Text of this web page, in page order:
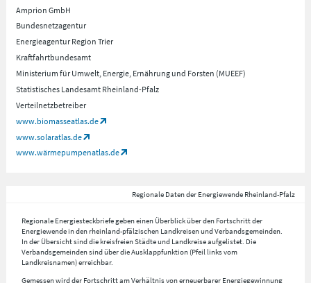
Amprion GmbH
Bundesnetzagentur
Energieagentur Region Trier
Kraftfahrtbundesamt
Ministerium für Umwelt, Energie, Ernährung und Forsten (MUEEF)
Statistisches Landesamt Rheinland-Pfalz
Verteilnetzbetreiber
www.biomasseatlas.de
www.solaratlas.de
www.wärmepumpenatlas.de
Regionale Daten der Energiewende Rheinland-Pfalz
Regionale Energiesteckbriefe geben einen Überblick über den Fortschritt der
Energiewende in den rheinland-pfälzischen Landkreisen und Verbandsgemeinden.
In der Übersicht sind die kreisfreien Städte und Landkreise aufgelistet. Die
Verbandsgemeinden sind über die Ausklappfunktion (Pfeil links vom
Landkreisnamen) erreichbar.
Gemessen wird der Fortschritt am Verhältnis von erneuerbarer Energiegewinnung